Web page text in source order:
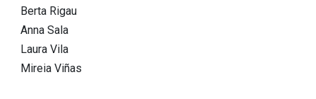
Berta Rigau
Anna Sala
Laura Vila
Mireia Viñas